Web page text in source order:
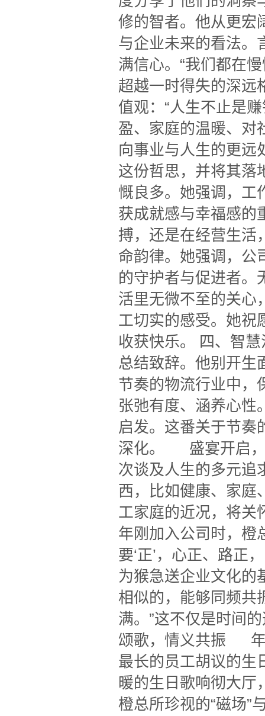
修的智者。他从更宏
与企业未来的看法。
满信心。“我们都在
超越一时得失的深远
值观：“人生不止是
盈、家庭的温暖、对
向事业与人生的更
这份哲思，并将其落
慨良多。她强调，工
获成就感与幸福感的
搏，还是在经营生活
命韵律。她强调，公
的守护者与促进者。
活里无微不至的关心
工切实的感受。她祝
收获快乐。 四、智
总结致辞。他别开生
节奏的物流行业中，
张弛有度、涵养心性
启发。这番关于节奏
深化。 盛宴开启，
次谈及人生的多元追
西，比如健康、家庭
工家庭的近况，将关
年刚加入公司时，橙
要‘正’，心正、路正
为猴急送企业文化的
相似的，能够同频共
满。”这不仅是时间
颂歌，情义共振 年
最长的员工胡议的生
暖的生日歌响彻大厅
橙总所珍视的“磁场”